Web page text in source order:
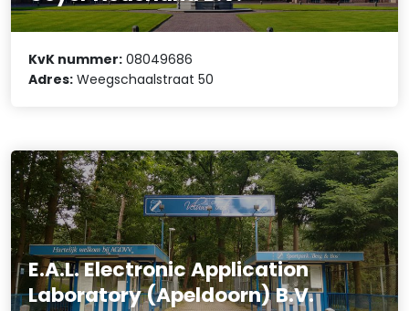
KvK nummer: 08049686
Adres: Weegschaalstraat 50
E.A.L. Electronic Application
Laboratory (Apeldoorn) B.V.